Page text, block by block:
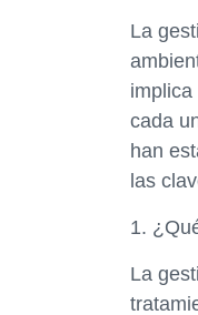
La
cada
han
las
1.
La